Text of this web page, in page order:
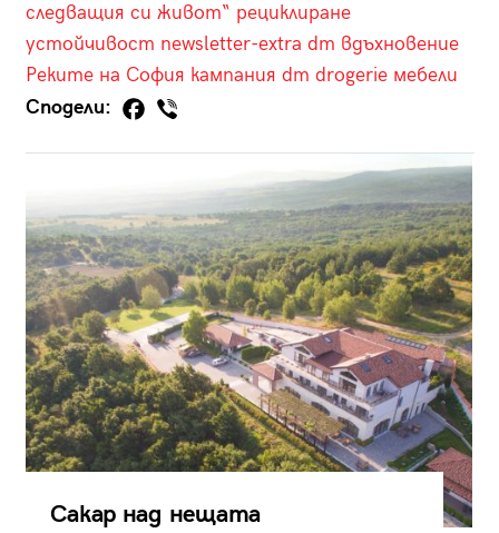
следващия си живот“ рециклиране
устойчивост newsletter-extra dm вдъхновение
Реките на София кампания dm drogerie мебели
Сподели:
Сакар над нещата